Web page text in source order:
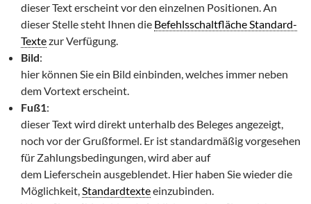
dieser Text erscheint vor den einzelnen Positionen. An
dieser Stelle steht Ihnen die Befehlsschaltfläche Standard-
Textezur Verfügung.
Bild:
hier können Sie ein Bild einbinden, welches immer neben
dem Vortext erscheint.
Fuß1:
dieser Text wird direkt unterhalb des Beleges angezeigt,
noch vor der Grußformel. Er ist standardmäßig vorgesehen
für Zahlungsbedingungen, wird aber auf
dem Lieferschein ausgeblendet. Hier haben Sie wieder die
Möglichkeit,Standardtexteeinzubinden.